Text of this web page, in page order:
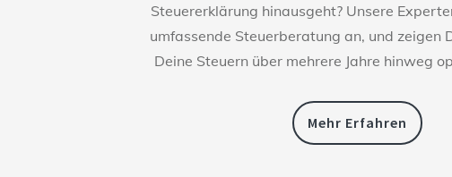
Steuererklärung hinausgeht? Unsere
umfassende Steuerberatung an, und zeigen
Deine Steuern über mehrere Jahre hinweg
Mehr Erfahren